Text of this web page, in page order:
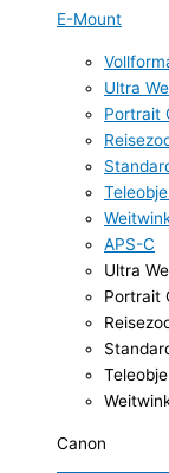
E-Mount
Ultra
Portrait
APS-C
Ultra
Portrait
Canon